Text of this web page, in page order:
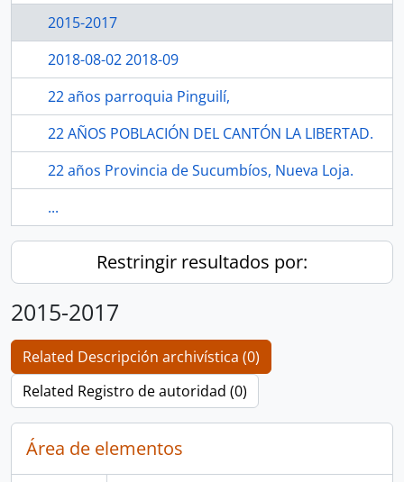
2015-2017
2018-08-02 2018-09
22 años parroquia Pinguilí,
22 AÑOS POBLACIÓN DEL CANTÓN LA LIBERTAD.
22 años Provincia de Sucumbíos, Nueva Loja.
...
Restringir resultados por:
2015-2017
Related Descripción archivística (0)
Related Registro de autoridad (0)
Área de elementos